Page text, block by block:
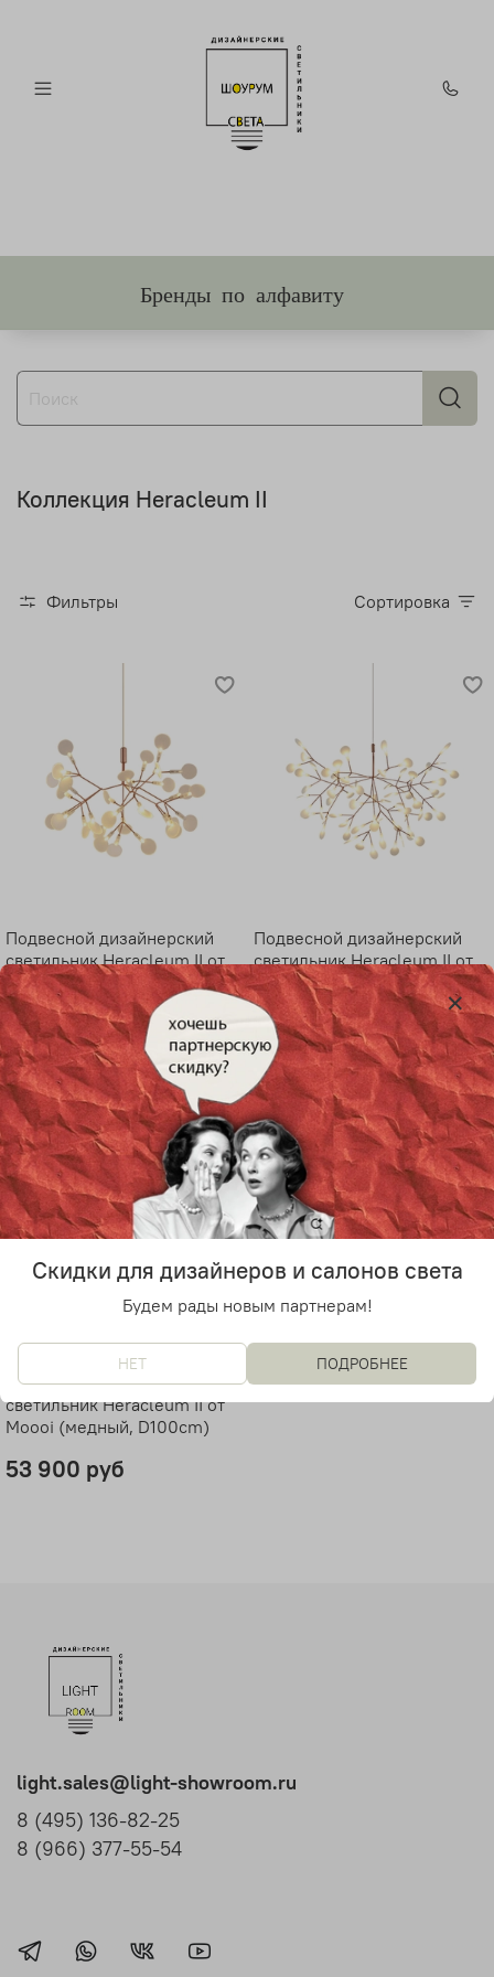
Бренды по алфавиту
Коллекция Heracleum II
Фильтры Сортировка
Подвесной дизайнерский
светильник Heracleum II от
Moooi (медный, D50 cm)
26 600 руб
Подвесной дизайнерский
светильник Heracleum II от
Moooi (медный, D72cm)
38 000 руб
Подвесной дизайнерский
светильник Heracleum II от
Moooi (медный, D100cm)
53 900 руб
light.sales@light-showroom.ru
8 (495) 136-82-25
8 (966) 377-55-54
Скидки для дизайнеров и салонов света
Будем рады новым партнерам!
НЕТ ПОДРОБНЕЕ